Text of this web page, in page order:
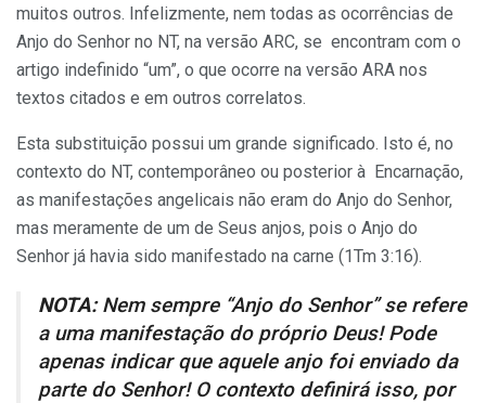
muitos outros. Infelizmente, nem todas as ocorrências de
Anjo do Senhor no NT, na versão ARC, se encontram com o
artigo indefinido “um”, o que ocorre na versão ARA nos
textos citados e em outros correlatos.
Esta substituição possui um grande significado. Isto é, no
contexto do NT, contemporâneo ou posterior à Encarnação,
as manifestações angelicais não eram do Anjo do Senhor,
mas meramente de um de Seus anjos, pois o Anjo do
Senhor já havia sido manifestado na carne (1Tm 3:16).
NOTA:Nem sempre “Anjo do Senhor” se refere
a uma manifestação do próprio Deus! Pode
apenas indicar que aquele anjo foi enviado da
parte do Senhor! O contexto definirá isso, por